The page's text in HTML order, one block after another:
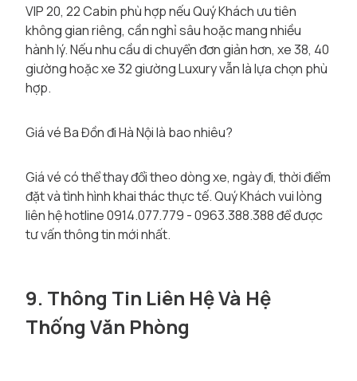
VIP 20, 22 Cabin phù hợp nếu Quý Khách ưu tiên
không gian riêng, cần nghỉ sâu hoặc mang nhiều
hành lý. Nếu nhu cầu di chuyển đơn giản hơn, xe 38, 40
giường hoặc xe 32 giường Luxury vẫn là lựa chọn phù
hợp.
Giá vé Ba Đồn đi Hà Nội là bao nhiêu?
Giá vé có thể thay đổi theo dòng xe, ngày đi, thời điểm
đặt và tình hình khai thác thực tế. Quý Khách vui lòng
liên hệ hotline 0914.077.779 - 0963.388.388 để được
tư vấn thông tin mới nhất.
9. Thông Tin Liên Hệ Và Hệ
Thống Văn Phòng